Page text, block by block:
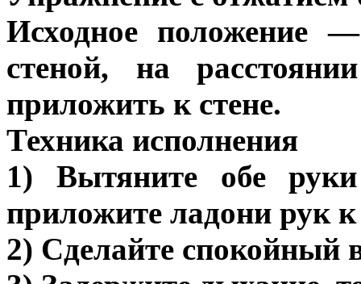
Исходное положение
стеной, на
приложить к стене.
Техника исполнения
1) Вытяните обе
приложите ладони рук к
2) Сделайте спокойный